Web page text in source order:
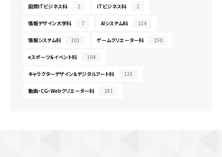
国際ITビジネス科 2 ITビジネス科 2
情報デザイン大学科 7 AIシステム科 214
情報システム科 201 ゲームクリエーター科 250
eスポーツ＆イベント科 104
キャラクターデザイン＆デジタルアート科 135
動画・CG・Webクリエーター科 281